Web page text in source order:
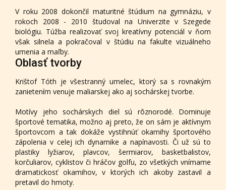
V roku 2008 dokončil maturitné štúdium na gymnáziu, v
rokoch 2008 - 2010 študoval na Univerzite v Szegede
biológiu. Túžba realizovať svoj kreatívny potenciál v ňom
však silnela a pokračoval v štúdiu na fakulte vizuálneho
umenia a maľby.
Oblasť tvorby
Krištof Tóth je všestranný umelec, ktorý sa s rovnakým
zanietením venuje maliarskej ako aj sochárskej tvorbe.
Motívy jeho sochárskych diel sú rôznorodé. Dominuje
športové tematika, možno aj preto, že on sám je aktívnym
športovcom a tak dokáže vystihnúť okamihy športového
zápolenia v celej ich dynamike a napínavosti. Či už sú to
plastiky lyžiarov, plavcov, šermiarov, basketbalistov,
korčuliarov, cyklistov či hráčov golfu, zo všetkých vnímame
dramatickosť okamihov, v ktorých ich akoby zastavil a
pretavil do hmoty.